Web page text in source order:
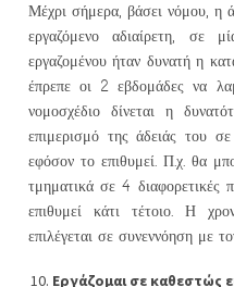
Μέχρι σήμερα, βάσει νόμου, η
εργαζόμενο αδιαίρετη, σε
εργαζομένου ήταν δυνατή η
έπρεπε οι 2 εβδομάδες να
νομοσχέδιο δίνεται η
επιμερισμό της άδειάς του
εφόσον το επιθυμεί. Π.χ. θα
τμηματικά σε 4 διαφορετικές
επιθυμεί κάτι τέτοιο. Η
επιλέγεται σε συνεννόηση με
Εργάζομαι σε καθεστώς